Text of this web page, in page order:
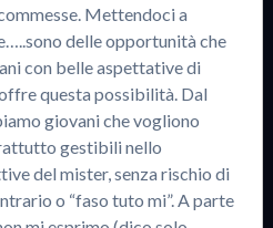
Mettendoci a
delle opportunità che
con belle aspettative di
questa possibilità. Dal
giovani che vogliono
gestibili nello
del mister, senza rischio di
o “faso tuto mi”. A parte